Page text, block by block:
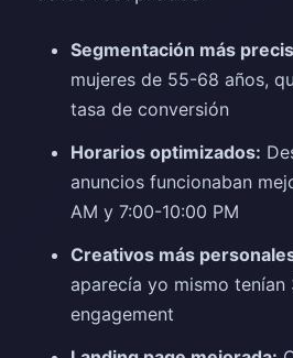
Segmentación más
mujeres de 55-68 años,
tasa de conversión
Horarios optimizados:
anuncios funcionaban
AM y 7:00-10:00 PM
Creativos más
aparecía yo mismo tenían
engagement